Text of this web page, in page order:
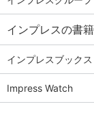
Q&A
Teams踏み込み
活用術
Excel講師の仕事
術
インプレスの書
インプレスブックス
Impress Watch